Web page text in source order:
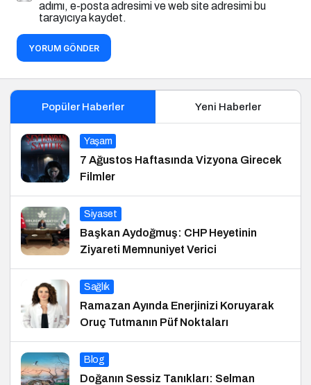
adımı, e-posta adresimi ve web site adresimi bu
tarayıcıya kaydet.
YORUM GÖNDER
Popüler Haberler Yeni Haberler
Yaşam
7 Ağustos Haftasında Vizyona Girecek
Filmler
Siyaset
Başkan Aydoğmuş: CHP Heyetinin
Ziyareti Memnuniyet Verici
Sağlık
Ramazan Ayında Enerjinizi Koruyarak
Oruç Tutmanın Püf Noktaları
Blog
Doğanın Sessiz Tanıkları: Selman